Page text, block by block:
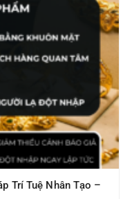
Trí Tuệ Nhân Tạo –